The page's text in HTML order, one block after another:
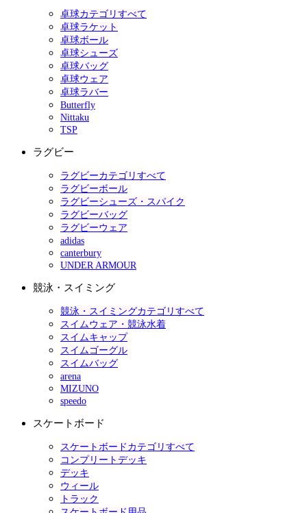
卓球カテゴリすべて
卓球ラケット
卓球ボール
卓球シューズ
卓球バッグ
卓球ウェア
卓球ラバー
Butterfly
Nittaku
TSP
ラグビー
ラグビーカテゴリすべて
ラグビーボール
ラグビーシューズ・スパイク
ラグビーバッグ
ラグビーウェア
adidas
canterbury
UNDER ARMOUR
競泳・スイミング
競泳・スイミングカテゴリすべて
スイムウェア・競泳水着
スイムキャップ
スイムゴーグル
スイムバッグ
arena
MIZUNO
speedo
スケートボード
スケートボードカテゴリすべて
コンプリートデッキ
デッキ
ウィール
トラック